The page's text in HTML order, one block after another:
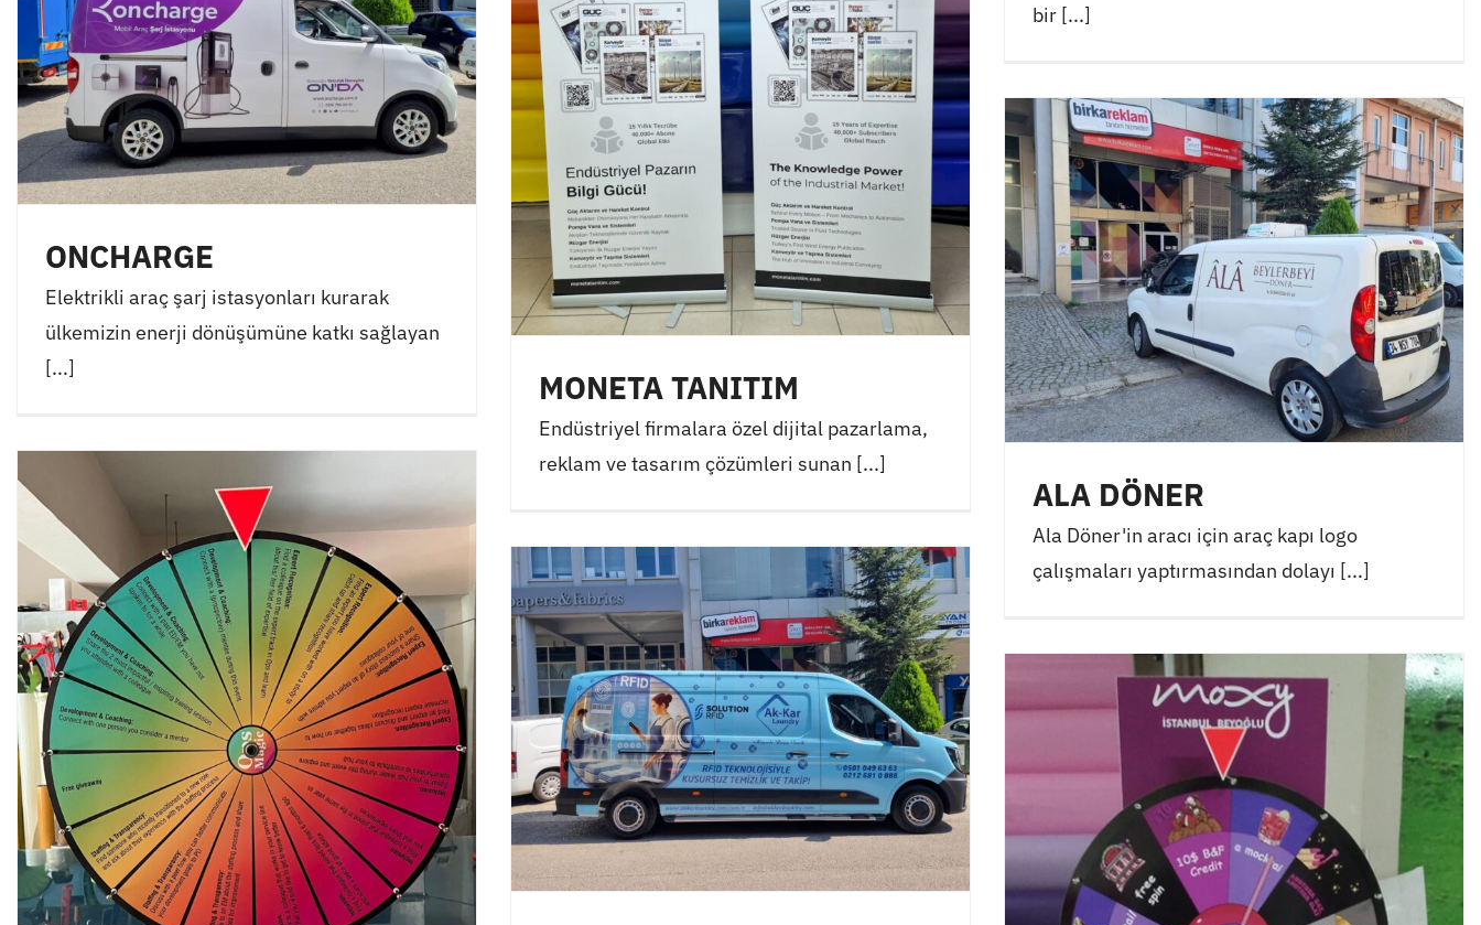
bir [...]
MONETA TANITIM
Endüstriyel firmalara özel dijital pazarlama,
reklam ve tasarım çözümleri sunan [...]
ONCHARGE
Elektrikli araç şarj istasyonları kurarak
ülkemizin enerji dönüşümüne katkı sağlayan
[...]
ALA DÖNER
Ala Döner'in aracı için araç kapı logo
çalışmaları yaptırmasından dolayı [...]